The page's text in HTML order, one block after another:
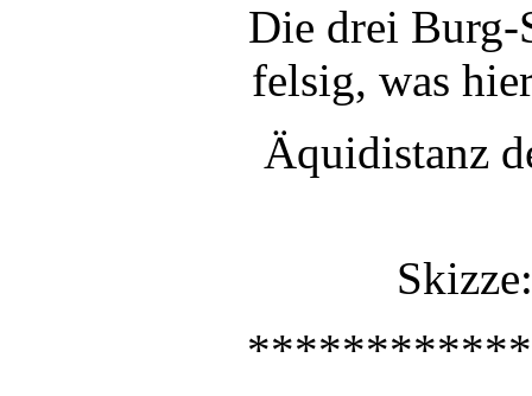
Die drei Burg-
felsig, was
Äquidistanz